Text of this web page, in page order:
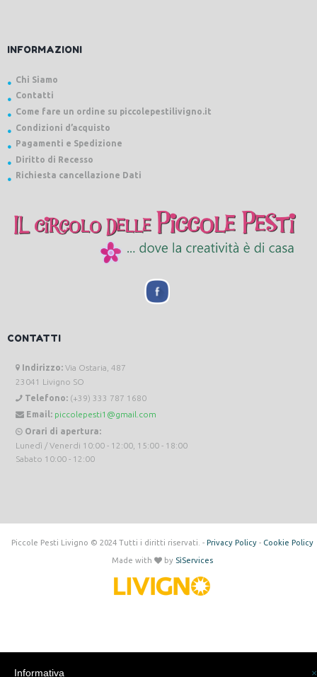
INFORMAZIONI
Chi Siamo
Contatti
Come fare un ordine su piccolepestilivigno.it
Condizioni d’acquisto
Pagamenti e Spedizione
Diritto di Recesso
Richiesta cancellazione Dati
CONTATTI
Indirizzo: Via Ostaria, 487
23041 Livigno SO
Telefono: (+39) 333 787 1680
Email: piccolepesti1@gmail.com
Orari di apertura:
Lunedì / Venerdi 10:00 - 12:00, 15:00 - 18:00
Sabato 10:00 - 12:00
Piccole Pesti Livigno © 2024 Tutti i diritti riservati. - Privacy Policy- Cookie Policy
Made with by SìServices
×
Informativa